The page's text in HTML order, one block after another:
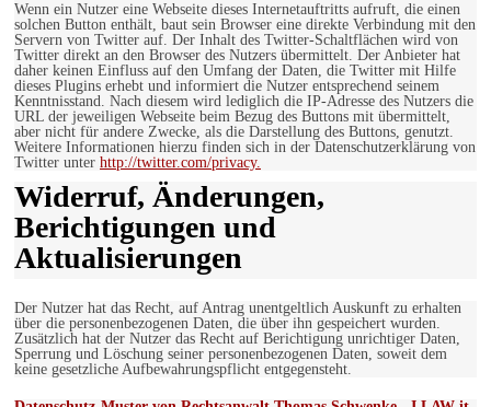
Wenn ein Nutzer eine Webseite dieses Internetauftritts aufruft, die einen
solchen Button enthält, baut sein Browser eine direkte Verbindung mit den
Servern von Twitter auf. Der Inhalt des Twitter-Schaltflächen wird von
Twitter direkt an den Browser des Nutzers übermittelt. Der Anbieter hat
daher keinen Einfluss auf den Umfang der Daten, die Twitter mit Hilfe
dieses Plugins erhebt und informiert die Nutzer entsprechend seinem
Kenntnisstand. Nach diesem wird lediglich die IP-Adresse des Nutzers die
URL der jeweiligen Webseite beim Bezug des Buttons mit übermittelt,
aber nicht für andere Zwecke, als die Darstellung des Buttons, genutzt.
Weitere Informationen hierzu finden sich in der Datenschutzerklärung von
Twitter unter http://twitter.com/privacy.
Widerruf, Änderungen,
Berichtigungen und
Aktualisierungen
Der Nutzer hat das Recht, auf Antrag unentgeltlich Auskunft zu erhalten
über die personenbezogenen Daten, die über ihn gespeichert wurden.
Zusätzlich hat der Nutzer das Recht auf Berichtigung unrichtiger Daten,
Sperrung und Löschung seiner personenbezogenen Daten, soweit dem
keine gesetzliche Aufbewahrungspflicht entgegensteht.